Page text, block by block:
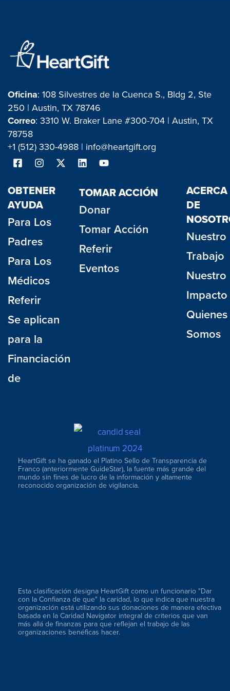
Oficina: 108 Silvestres de la Cuenca S., Bldg 2, Ste
250 | Austin, TX 78746
Correo: 3310 W. Braker Lane #300-704 | Austin, TX
78758
+1 (512) 330-4988 | info@heartgift.org
TOMAR ACCIÓN
Donar
Tomar Acción
Referir
Eventos
ACERCA
DE
Nuestro
Trabajo
Nuestro
Impacto
Quienes
Somos
OBTENER
AYUDA
Para Los
Padres
Para Los
Médicos
Referir
Se aplican
para la
Financiación
de
HeartGift se ha ganado el Platino Sello de Transparencia de
Franco (anteriormente GuideStar), la fuente más grande del
mundo sin fines de lucro de la información y altamente
reconocido organización de vigilancia.
Esta clasificación designa HeartGift como un funcionario "Dar
con la Confianza de que" la caridad, lo que indica que nuestra
organización está utilizando sus donaciones de manera efectiva
basada en la Caridad Navigator integral de criterios que van
más allá de finanzas para que reflejan el trabajo de las
organizaciones benéficas hacer.